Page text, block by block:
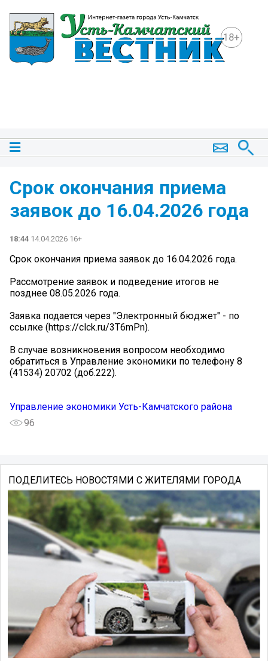
18+
Срок окончания приема
заявок до 16.04.2026 года
18:44 14.04.2026 16+
Срок окончания приема заявок до 16.04.2026 года.
Рассмотрение заявок и подведение итогов не
позднее 08.05.2026 года.
Заявка подается через "Электронный бюджет" - по
ссылке (https://clck.ru/3T6mPn).
В случае возникновения вопросом необходимо
обратиться в Управление экономики по телефону 8
(41534) 20702 (доб.222).
Управление экономики Усть-Камчатского района
96
ПОДЕЛИТЕСЬ НОВОСТЯМИ С ЖИТЕЛЯМИ ГОРОДА